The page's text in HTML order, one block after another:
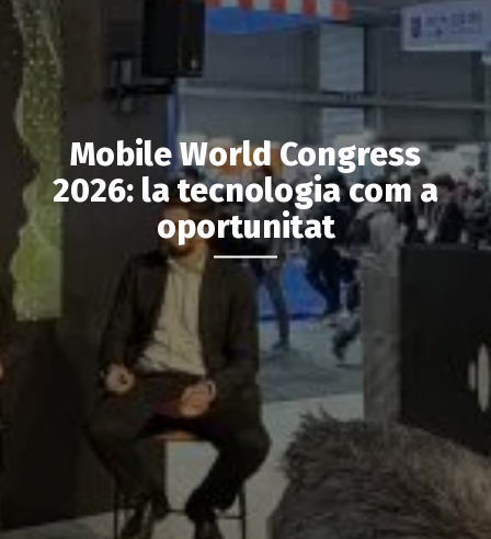
Mobile World Congress
2026: la tecnologia com a
oportunitat